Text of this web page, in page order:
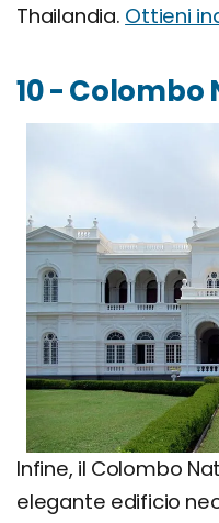
Thailandia. Ottieni
10 -
Infine, il Colombo
elegante edificio